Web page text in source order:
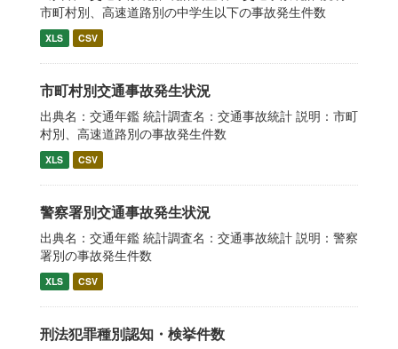
市町村別、高速道路別の中学生以下の事故発生件数
XLS CSV
市町村別交通事故発生状況
出典名：交通年鑑 統計調査名：交通事故統計 説明：市町
村別、高速道路別の事故発生件数
XLS CSV
警察署別交通事故発生状況
出典名：交通年鑑 統計調査名：交通事故統計 説明：警察
署別の事故発生件数
XLS CSV
刑法犯罪種別認知・検挙件数